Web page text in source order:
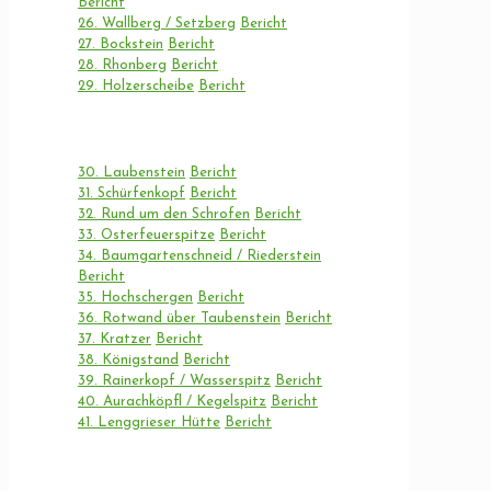
26. Wallberg / Setzberg
Bericht
27. Bockstein
Bericht
28. Rhonberg
Bericht
29. Holzerscheibe Bericht
30. Laubenstein
Bericht
31. Schürfenkopf
Bericht
32. Rund um den Schrofen
Bericht
33. Osterfeuerspitze Bericht
34. Baumgartenschneid / Riederstein
Bericht
35. Hochschergen
Bericht
36. Rotwand über Taubenstein
Bericht
37. Kratzer
Bericht
38. Königstand
Bericht
39. Rainerkopf / Wasserspitz
Bericht
40. Aurachköpfl / Kegelspitz
Bericht
41. Lenggrieser Hütte Bericht